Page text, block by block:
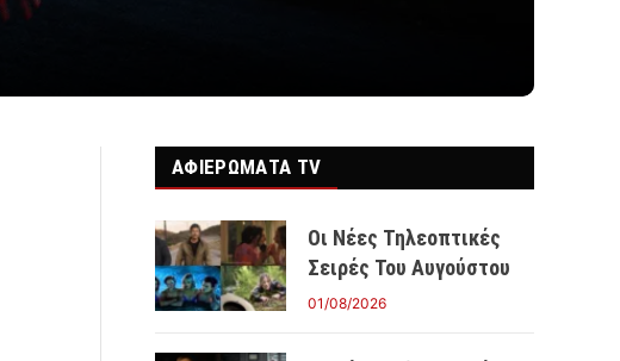
ΑΦΙΕΡΩΜΑΤΑ TV
Οι Νέες Τηλεοπτικές
Σειρές Του Αυγούστου
01/08/2026